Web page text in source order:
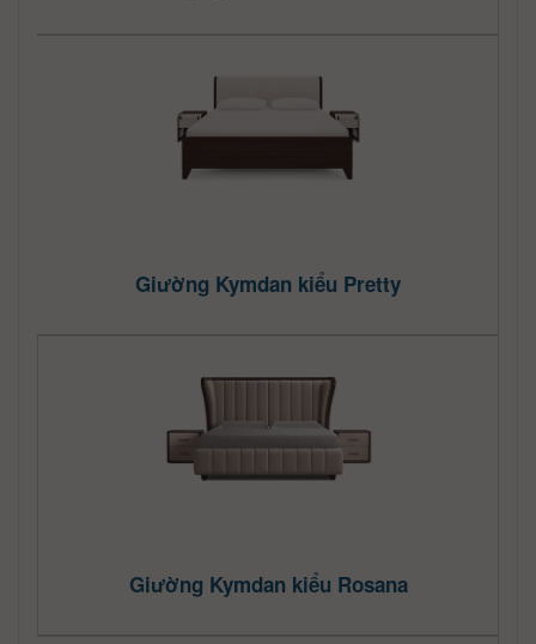
Giường Kymdan kiểu Pretty
Giường Kymdan kiểu Rosana